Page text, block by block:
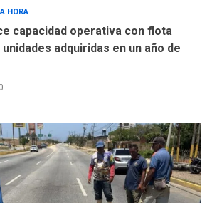
HORA
capacidad operativa con flota
adquiridas en un año de